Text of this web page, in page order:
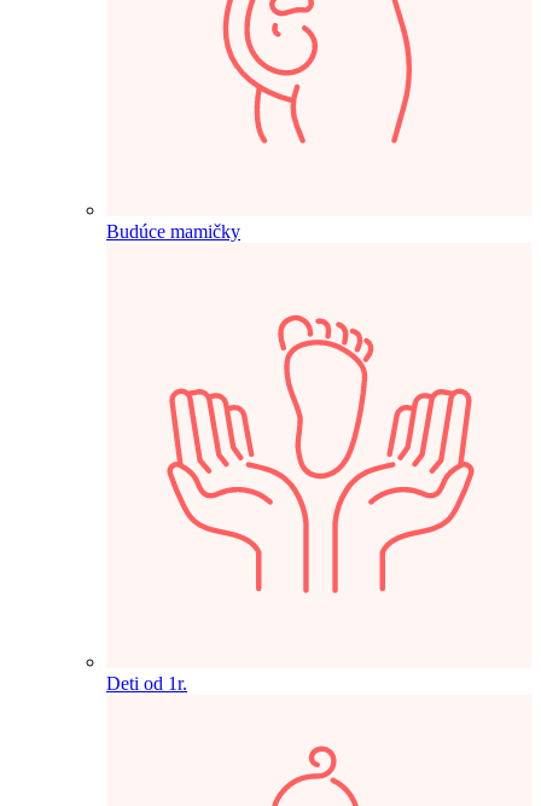
Budúce mamičky
Deti od 1r.